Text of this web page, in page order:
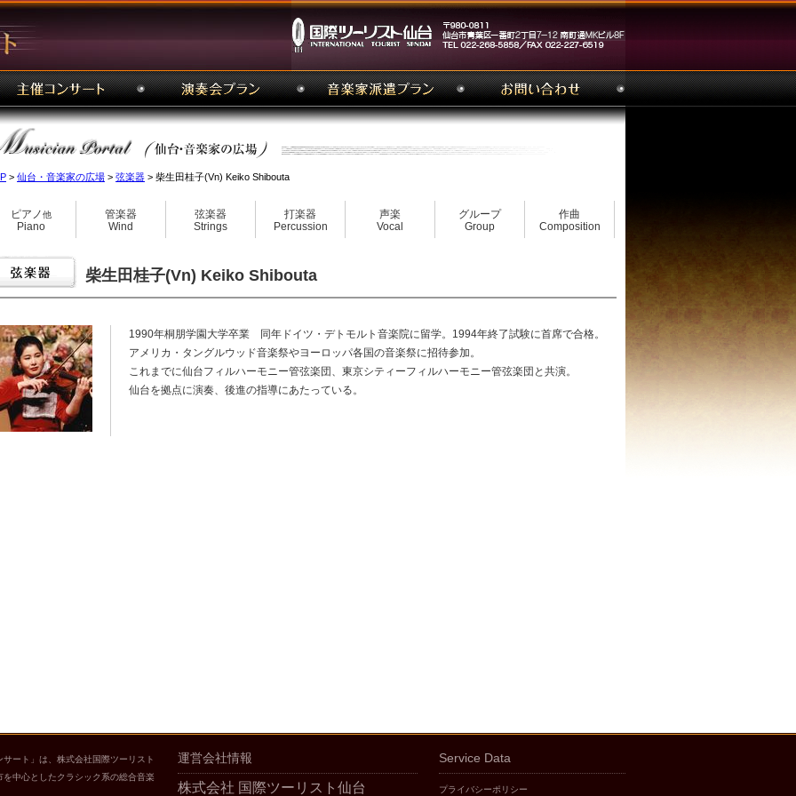
> 仙台・音楽家の広場 > 弦楽器 > 柴生田桂子(Vn) Keiko Shibouta
ピアノ他
Piano
管楽器
Wind
弦楽器
Strings
打楽器
Percussion
声楽
Vocal
グループ
Group
作曲
Composition
柴生田桂子(Vn) Keiko Shibouta
1990年桐朋学園大学卒業 同年ドイツ・デトモルト音楽院に留学。1994年終了試験に首席で合格。
アメリカ・タングルウッド音楽祭やヨーロッパ各国の音楽祭に招待参加。
これまでに仙台フィルハーモニー管弦楽団、東京シティーフィルハーモニー管弦楽団と共演。
仙台を拠点に演奏、後進の指導にあたっている。
ート」は、株式会社国際ツーリスト
を中心としたクラシック系の総合音楽
運営会社情報
株式会社 国際ツーリスト仙台
Service Data
プライバシーポリシー